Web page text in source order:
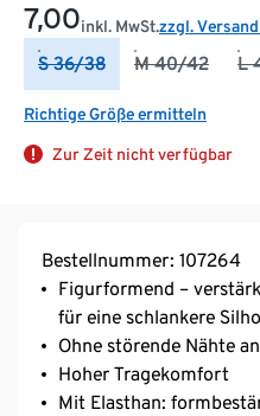
7,00inkl. MwSt.zzgl.
S 36/38 M 40/42 L
Richtige Größe ermitteln
Zur Zeit nicht verfügbar
Bestellnummer: 107264
Figurformend –
für eine schlankere
Ohne störende Nähte
Hoher Tragekomfort
Mit Elasthan: